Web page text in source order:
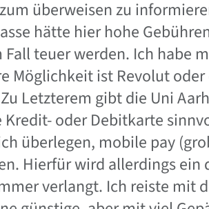
überweisen zu
hätte hier hohe
teuer werden. Ich habe
Möglichkeit ist Revolut
Letzterem gibt die Uni
oder Debitkarte
überlegen, mobile pay
Hierfür wird allerdings
verlangt. Ich reiste mit